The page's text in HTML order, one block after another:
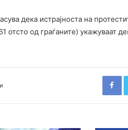
дека истрајноста на
отсто од граѓаните) укажуваат